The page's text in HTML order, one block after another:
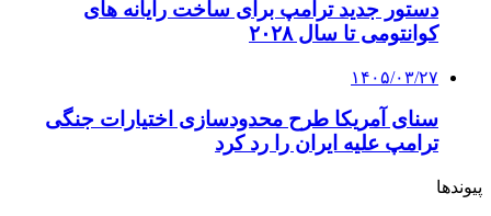
دستور جدید ترامپ برای ساخت رایانه های
کوانتومی تا سال ۲۰۲۸
۱۴۰۵/۰۳/۲۷
سنای آمریکا طرح محدودسازی اختیارات جنگی
ترامپ علیه ایران را رد کرد
پیوندها